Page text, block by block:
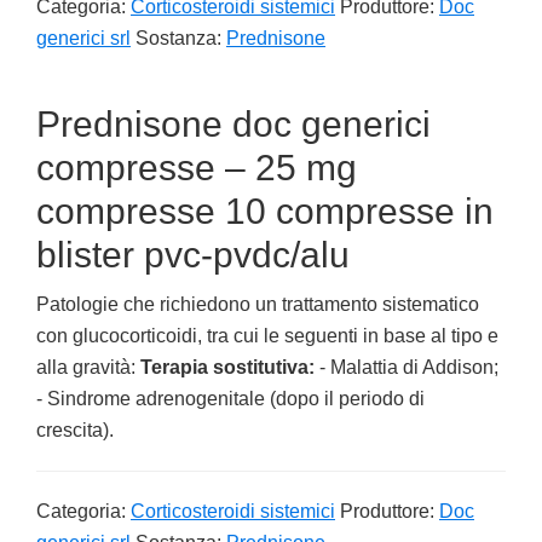
Categoria: Corticosteroidi sistemici Produttore: Doc
generici srl Sostanza: Prednisone
Prednisone doc generici
compresse – 25 mg
compresse 10 compresse in
blister pvc-pvdc/alu
Patologie che richiedono un trattamento sistematico
con glucocorticoidi, tra cui le seguenti in base al tipo e
alla gravità: Terapia sostitutiva: - Malattia di Addison;
- Sindrome adrenogenitale (dopo il periodo di
crescita).
Categoria: Corticosteroidi sistemici Produttore: Doc